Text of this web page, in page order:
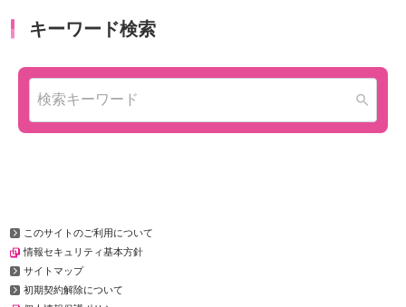
このサイトのご利用について
情報セキュリティ基本方針
サイトマップ
初期契約解除について